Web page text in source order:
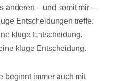
anderen – und somit mir –
Entscheidungen treffe.
kluge Entscheidung.
kluge Entscheidung.
beginnt immer auch mit